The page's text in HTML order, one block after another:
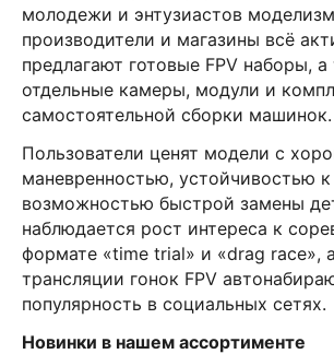
молодежи и энтузиастов
производители и магазины всё
предлагают готовые FPV наборы,
отдельные камеры, модули и
самостоятельной сборки машинок.
Пользователи ценят модели с
маневренностью, устойчивостью
возможностью быстрой замены
наблюдается рост интереса к
формате «time trial» и «drag race»,
трансляции гонок FPV
популярность в социальных сетях.
Новинки в нашем ассортименте